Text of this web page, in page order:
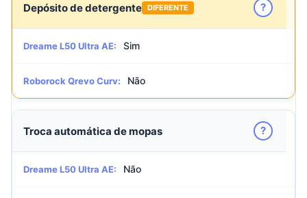
Depósito de detergente DIFERENTE ?
Dreame L50 Ultra AE: Sim
Roborock Qrevo Curv: Não
Troca automática de mopas ?
Dreame L50 Ultra AE: Não